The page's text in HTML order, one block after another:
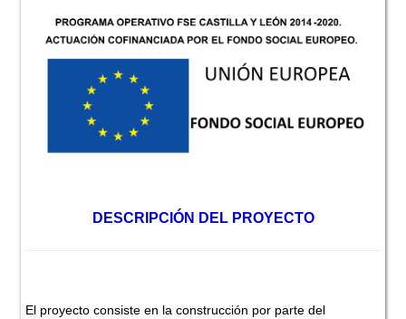
DESCRIPCIÓN DEL PROYECTO
El proyecto consiste en la construcción por parte del